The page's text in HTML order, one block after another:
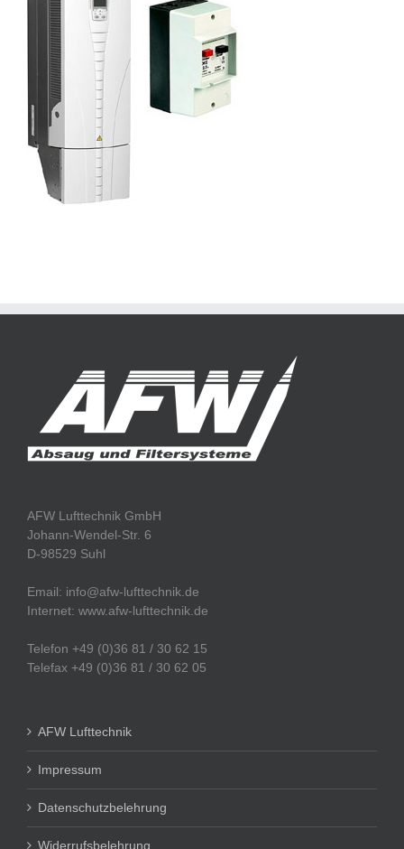
AFW Lufttechnik GmbH
Johann-Wendel-Str. 6
D-98529 Suhl
Email: info@afw-lufttechnik.de
Internet: www.afw-lufttechnik.de
Telefon +49 (0)36 81 / 30 62 15
Telefax +49 (0)36 81 / 30 62 05
AFW Lufttechnik
Impressum
Datenschutzbelehrung
Widerrufsbelehrung